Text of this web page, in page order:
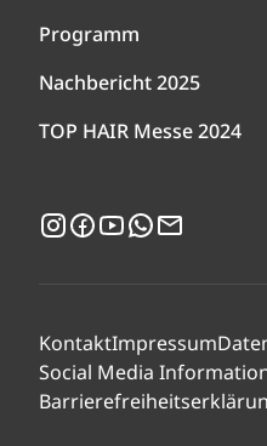
Programm
Nachbericht 2025
TOP HAIR Messe 2024
Instagram
Facebook
YouTubeWhatsApp
KontaktImpressum
Social Media